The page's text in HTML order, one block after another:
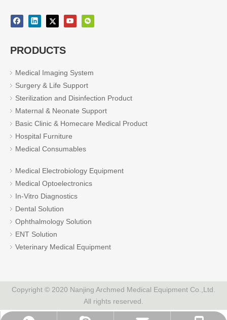
PRODUCTS
Medical Imaging System
Surgery & Life Support
Sterilization and Disinfection Product
Maternal & Neonate Support
Basic Clinic & Homecare Medical Product
Hospital Furniture
Medical Consumables
Medical Electrobiology Equipment
Medical Optoelectronics
In-Vitro Diagnostics
Dental Solution
Ophthalmology Solution
ENT Solution
Veterinary Medical Equipment
Copyright © 2020 Nanjing Archmed Medical Equipment Co.,Ltd.
All rights reserved.